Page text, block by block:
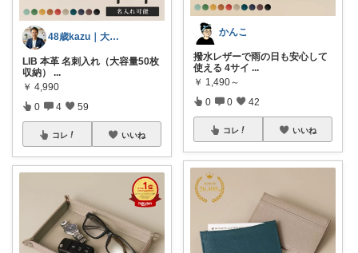
48歳kazu｜大人の良品リサーチ専門家
LIB 本革 名刺入れ（大容量50枚
収納）
...
￥ 4,990
0 4 59
コレ いいね
かんこ
撥水レザーで雨の日も安心して
使える 4サイ ...
￥ 1,490～
0 0 42
コレ いいね